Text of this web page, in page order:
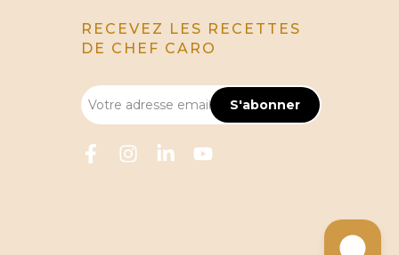
RECEVEZ LES RECETTES
DE CHEF CARO